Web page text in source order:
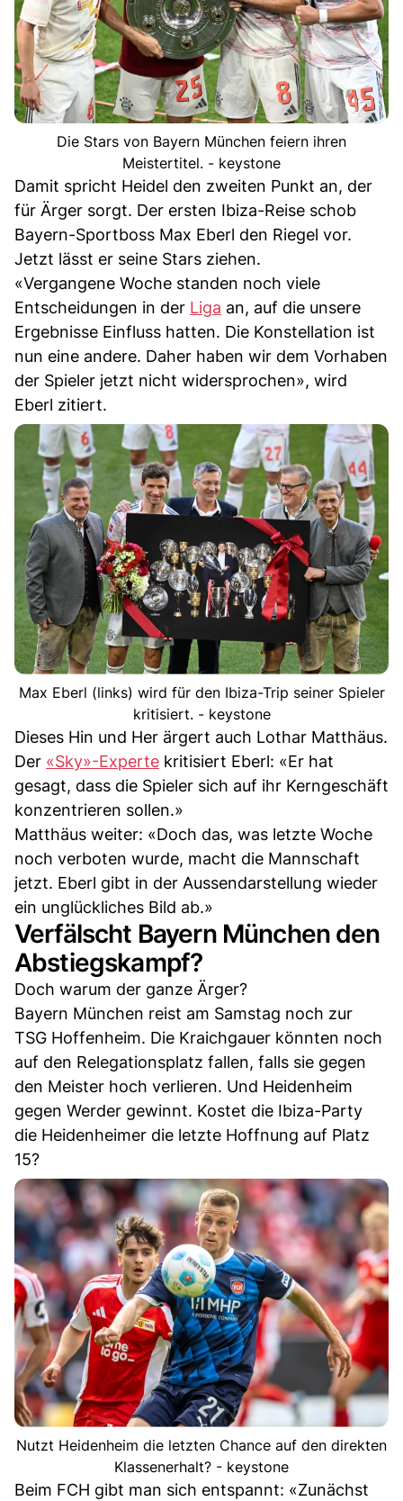
Die Stars von Bayern München feiern ihren
Meistertitel. - keystone
Damit spricht Heidel den zweiten Punkt an, der
für Ärger sorgt. Der ersten Ibiza-Reise schob
Bayern-Sportboss Max Eberl den Riegel vor.
Jetzt lässt er seine Stars ziehen.
«Vergangene Woche standen noch viele
Entscheidungen in der Liga an, auf die unsere
Ergebnisse Einfluss hatten. Die Konstellation ist
nun eine andere. Daher haben wir dem Vorhaben
der Spieler jetzt nicht widersprochen», wird
Eberl zitiert.
Max Eberl (links) wird für den Ibiza-Trip seiner Spieler
kritisiert. - keystone
Dieses Hin und Her ärgert auch Lothar Matthäus.
Der «Sky»-Experte kritisiert Eberl: «Er hat
gesagt, dass die Spieler sich auf ihr Kerngeschäft
konzentrieren sollen.»
Matthäus weiter: «Doch das, was letzte Woche
noch verboten wurde, macht die Mannschaft
jetzt. Eberl gibt in der Aussendarstellung wieder
ein unglückliches Bild ab.»
Verfälscht Bayern München den
Abstiegskampf?
Doch warum der ganze Ärger?
Bayern München reist am Samstag noch zur
TSG Hoffenheim. Die Kraichgauer könnten noch
auf den Relegationsplatz fallen, falls sie gegen
den Meister hoch verlieren. Und Heidenheim
gegen Werder gewinnt. Kostet die Ibiza-Party
die Heidenheimer die letzte Hoffnung auf Platz
15?
Nutzt Heidenheim die letzten Chance auf den direkten
Klassenerhalt? - keystone
Beim FCH gibt man sich entspannt: «Zunächst